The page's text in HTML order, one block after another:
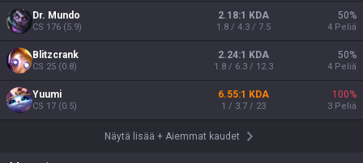
Dr. Mundo
CS 176 (5.9)
2.18:1 KDA
1.8 / 4.3 / 7.5
50%
4 Peliä
Blitzcrank
CS 25 (0.8)
2.24:1 KDA
1.8 / 6.3 / 12.3
50%
4 Peliä
Yuumi
CS 17 (0.5)
6.55:1 KDA
1 / 3.7 / 23
100%
3 Peliä
Näytä lisää + Aiemmat kaudet